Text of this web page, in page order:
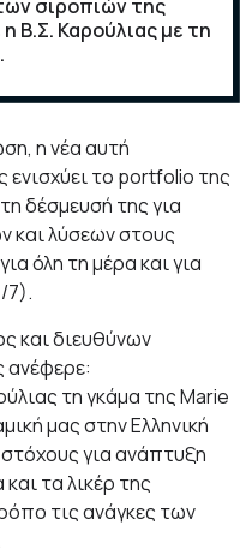
σιροπιών της
Β.Σ. Καρούλιας με τη
η νέα αυτή
ενισχύει το portfolio της
δέσμευσή της για
και λύσεων στους
όλη τη μέρα και για
7).
και διευθύνων
ανέφερε:
τη γκάμα της Marie
μας στην Ελληνική
για ανάπτυξη
τα λικέρ της
τις ανάγκες των